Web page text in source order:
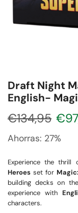
Draft Night
English-
€134,95 €
Ahorras: 27%
Experience the thrill
Heroes set for
building decks on
experience with
characters.